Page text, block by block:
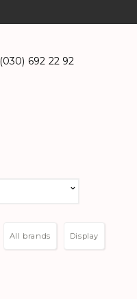
(030) 692 22 92
Display